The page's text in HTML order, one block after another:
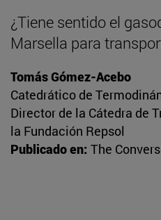
¿Tiene sentido el
Marsella para
Tomás Gómez-Acebo
Catedrático de
Director de la Cátedra de
la Fundación Repsol
Publicado en: The